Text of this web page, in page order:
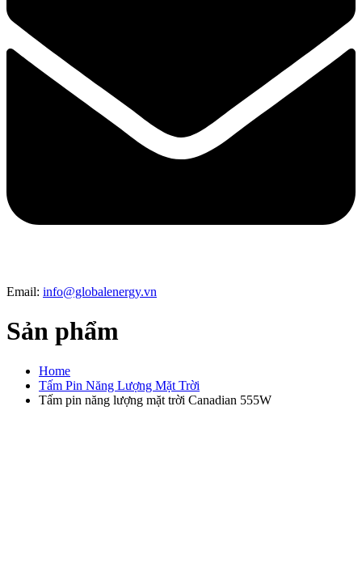
Email: info@globalenergy.vn
Sản phẩm
Home
Tấm Pin Năng Lượng Mặt Trời
Tấm pin năng lượng mặt trời Canadian 555W